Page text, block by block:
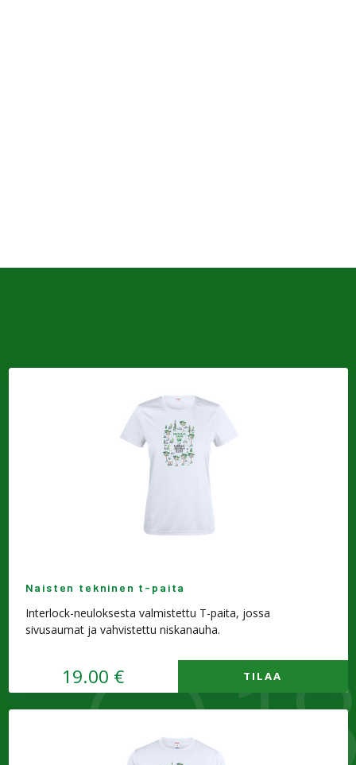
Naisten tekninen t-paita
Interlock-neuloksesta valmistettu T-paita, jossa
sivusaumat ja vahvistettu niskanauha.
19.00 € TILAA